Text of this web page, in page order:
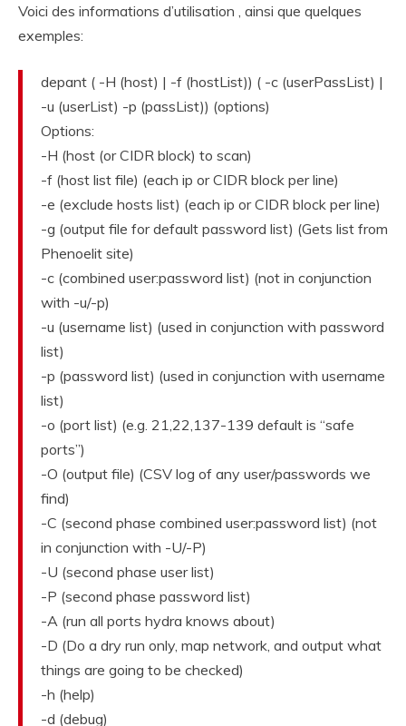
Voici des informations d’utilisation , ainsi que quelques
exemples:
depant ( -H (host) | -f (hostList)) ( -c (userPassList) |
-u (userList) -p (passList)) (options)
Options:
-H (host (or CIDR block) to scan)
-f (host list file) (each ip or CIDR block per line)
-e (exclude hosts list) (each ip or CIDR block per line)
-g (output file for default password list) (Gets list from
Phenoelit site)
-c (combined user:password list) (not in conjunction
with -u/-p)
-u (username list) (used in conjunction with password
list)
-p (password list) (used in conjunction with username
list)
-o (port list) (e.g. 21,22,137-139 default is “safe
ports”)
-O (output file) (CSV log of any user/passwords we
find)
-C (second phase combined user:password list) (not
in conjunction with -U/-P)
-U (second phase user list)
-P (second phase password list)
-A (run all ports hydra knows about)
-D (Do a dry run only, map network, and output what
things are going to be checked)
-h (help)
-d (debug)